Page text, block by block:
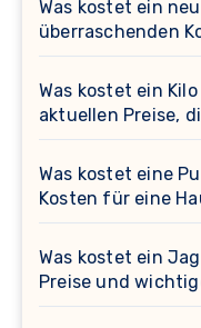
Was kostet ein
überraschenden
Was kostet ein
aktuellen Preise,
Was kostet eine
Kosten für eine
Was kostet ein
Preise und